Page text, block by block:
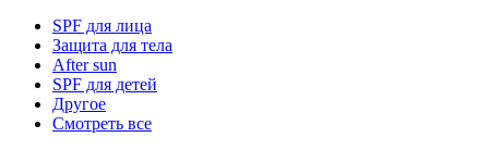
SPF для лица
Защита для тела
After sun
SPF для детей
Другое
Смотреть все